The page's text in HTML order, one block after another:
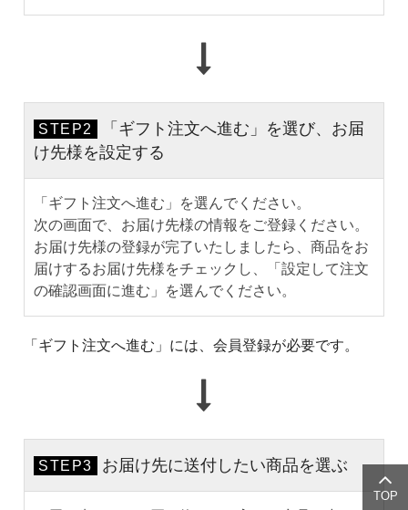
STEP2
「ギフト注文へ進む」を選び、お届
け先様を設定する
「ギフト注文へ進む」を選んでください。
次の画面で、お届け先様の情報をご登録ください。
お届け先様の登録が完了いたしましたら、商品をお
届けするお届け先様をチェックし、「設定して注文
の確認画面に進む」を選んでください。
「ギフト注文へ進む」には、会員登録が必要です。
STEP3 お届け先に送付したい商品を選ぶ